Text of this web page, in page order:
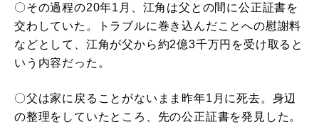
〇その過程の20年1月、江角は父との間に公正証書を
交わしていた。トラブルに巻き込んだことへの慰謝料
などとして、江角が父から約2億3千万円を受け取ると
いう内容だった。
〇父は家に戻ることがないまま昨年1月に死去。身辺
の整理をしていたところ、先の公正証書を発見した。